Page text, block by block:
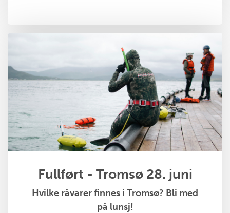
Fullført - Tromsø 28. juni
Hvilke råvarer finnes i Tromsø? Bli med
på lunsj!